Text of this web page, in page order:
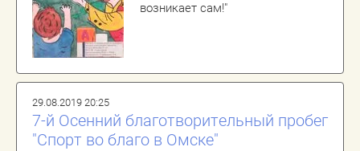
возникает сам!"
29.08.2019 20:25
7-й Осенний благотворительный пробег
"Спорт во благо в Омске"